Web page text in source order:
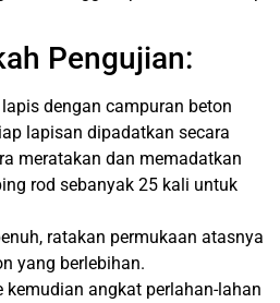
Pengujian:
dengan campuran beton
lapisan dipadatkan secara
meratakan dan memadatkan
rod sebanyak 25 kali untuk
ratakan permukaan atasnya
yang berlebihan.
kemudian angkat perlahan-lahan